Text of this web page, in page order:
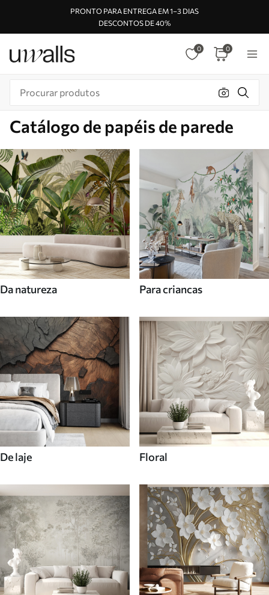
PRONTO PARA ENTREGA EM 1–3 DIAS
DESCONTOS DE 40%
0 0
Catálogo de papéis de parede
Da natureza Para criancas
De laje Floral